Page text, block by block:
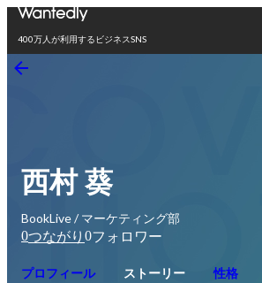
400万人が利用するビジネスSNS
西村 葵
BookLive / マーケティング部
0つながり 0フォロワー
プロフィール ストーリー 性格